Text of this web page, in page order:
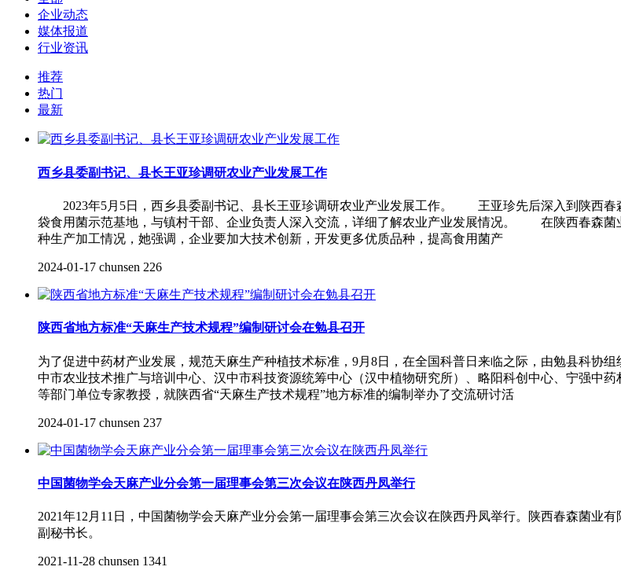
企业动态
媒体报道
行业资讯
推荐
热门
最新
西乡县委副书记、县长王亚珍调研农业产业发展工作
2023年5月5日，西乡县委副书记、县长王亚珍调研农业产业发展工作。 王亚珍先后深入到陕西春
袋食用菌示范基地，与镇村干部、企业负责人深入交流，详细了解农业产业发展情况。 在陕西春森菌
种生产加工情况，她强调，企业要加大技术创新，开发更多优质品种，提高食用菌产
2024-01-17 chunsen 226
陕西省地方标准“天麻生产技术规程”编制研讨会在勉县召开
为了促进中药材产业发展，规范天麻生产种植技术标准，9月8日，在全国科普日来临之际，由勉县科协
中市农业技术推广与培训中心、汉中市科技资源统筹中心（汉中植物研究所）、略阳科创中心、宁强中
等部门单位专家教授，就陕西省“天麻生产技术规程”地方标准的编制举办了交流研讨活
2024-01-17 chunsen 237
中国菌物学会天麻产业分会第一届理事会第三次会议在陕西丹凤举行
2021年12月11日，中国菌物学会天麻产业分会第一届理事会第三次会议在陕西丹凤举行。陕西春森菌业
副秘书长。
2021-11-28 chunsen 1341